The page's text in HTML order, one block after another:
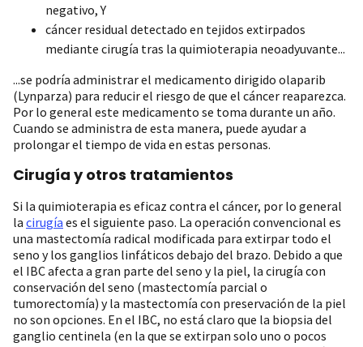
negativo, Y
cáncer residual detectado en tejidos extirpados
mediante cirugía tras la quimioterapia neoadyuvante...
...se podría administrar el medicamento dirigido olaparib
(Lynparza) para reducir el riesgo de que el cáncer reaparezca.
Por lo general este medicamento se toma durante un año.
Cuando se administra de esta manera, puede ayudar a
prolongar el tiempo de vida en estas personas.
Cirugía y otros tratamientos
Si la quimioterapia es eficaz contra el cáncer, por lo general
la cirugía es el siguiente paso. La operación convencional es
una mastectomía radical modificada para extirpar todo el
seno y los ganglios linfáticos debajo del brazo. Debido a que
el IBC afecta a gran parte del seno y la piel, la cirugía con
conservación del seno (mastectomía parcial o
tumorectomía) y la mastectomía con preservación de la piel
no son opciones. En el IBC, no está claro que la biopsia del
ganglio centinela (en la que se extirpan solo uno o pocos